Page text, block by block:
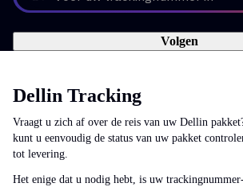
Volgen
Dellin Tracking
Vraagt u zich af over de reis van uw Dellin
kunt u eenvoudig de status van uw pakket
tot levering.
Het enige dat u nodig hebt, is uw